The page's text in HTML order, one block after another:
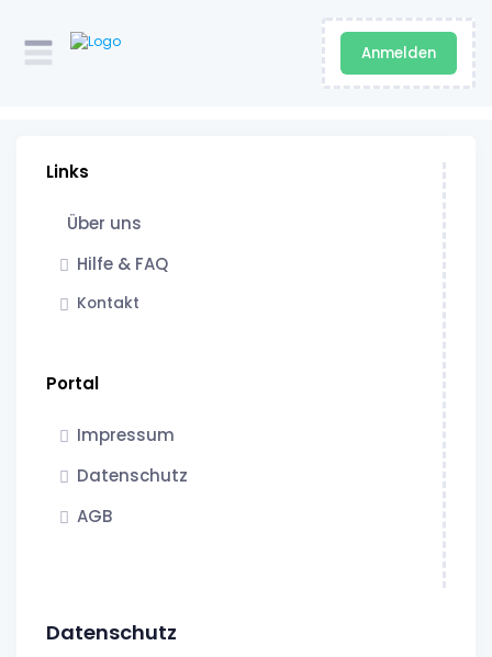
Anmelden
Links
Über uns
Hilfe & FAQ
Kontakt
Portal
Impressum
Datenschutz
AGB
Datenschutz